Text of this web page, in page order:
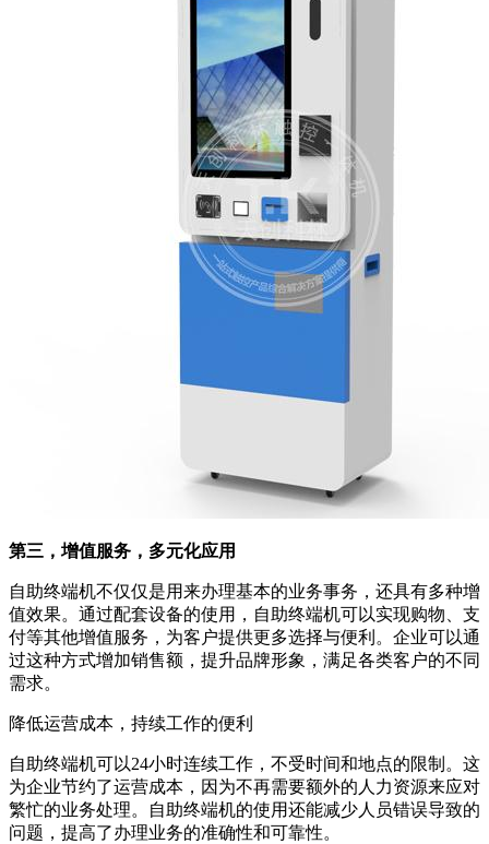
第三，增值服务，多元化应用
自助终端机不仅仅是用来办理基本的业务事务，还具有多种增
值效果。通过配套设备的使用，自助终端机可以实现购物、支
付等其他增值服务，为客户提供更多选择与便利。企业可以通
过这种方式增加销售额，提升品牌形象，满足各类客户的不同
需求。
降低运营成本，持续工作的便利
自助终端机可以24小时连续工作，不受时间和地点的限制。这
为企业节约了运营成本，因为不再需要额外的人力资源来应对
繁忙的业务处理。自助终端机的使用还能减少人员错误导致的
问题，提高了办理业务的准确性和可靠性。